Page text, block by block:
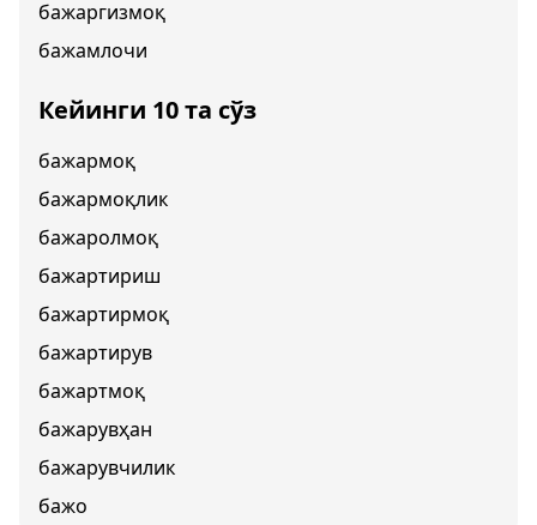
бажаргизмоқ
бажамлочи
Кейинги 10 та сўз
бажармоқ
бажармоқлик
бажаролмоқ
бажартириш
бажартирмоқ
бажартирув
бажартмоқ
бажарувҳан
бажарувчилик
бажо